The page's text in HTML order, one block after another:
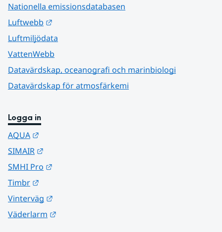
Nationella emissionsdatabasen
Luftwebb
Luftmiljödata
VattenWebb
Datavärdskap, oceanografi och marinbiologi
Datavärdskap för atmosfärkemi
Logga in
AQUA
SIMAIR
SMHI Pro
Timbr
Vinterväg
Väderlarm